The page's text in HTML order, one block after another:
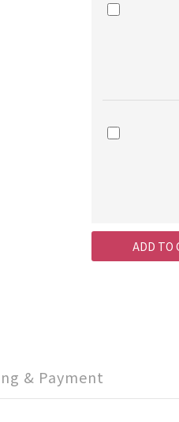
ADD TO
& Payment